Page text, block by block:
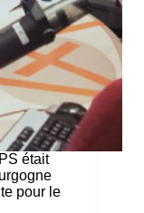
était
pour le